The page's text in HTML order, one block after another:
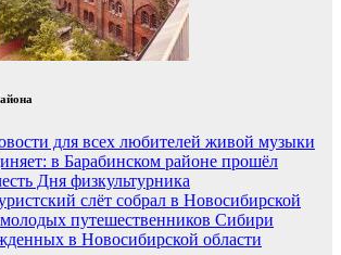
для всех любителей живой музыки
в Барабинском районе прошёл
Дня физкультурника
слёт собрал в Новосибирской
путешественников Сибири
в Новосибирской области